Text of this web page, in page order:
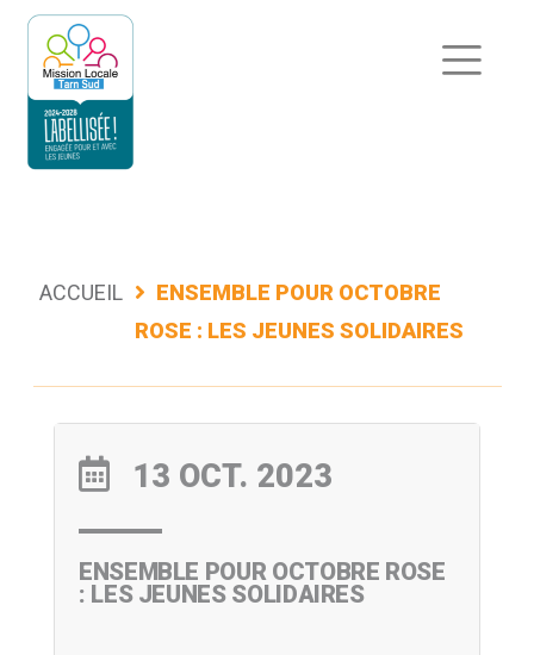
Aller
contenu
ACCUEIL
ENSEMBLE POUR OCTOBRE
ROSE : LES JEUNES SOLIDAIRES
13 OCT. 2023
ENSEMBLE POUR OCTOBRE ROSE
: LES JEUNES SOLIDAIRES